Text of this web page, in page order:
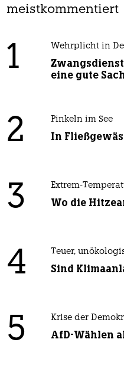
meistkommentiert
1 Wehrplicht in
eine gute
2 Pinkeln im See
In
3 Extrem-
Wo die
4 Teuer,
Sind
5 Krise der
AfD-Wählen